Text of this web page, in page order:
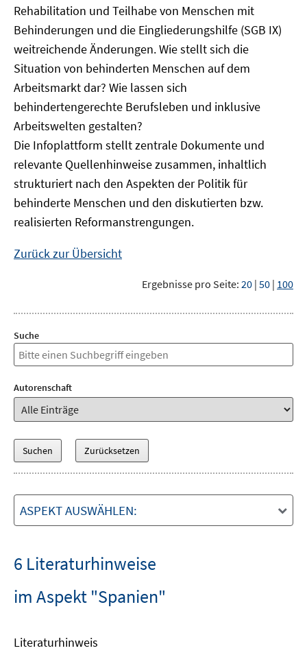
Rehabilitation und Teilhabe von Menschen mit
Behinderungen und die Eingliederungshilfe (SGB IX)
weitreichende Änderungen. Wie stellt sich die
Situation von behinderten Menschen auf dem
Arbeitsmarkt dar? Wie lassen sich
behindertengerechte Berufsleben und inklusive
Arbeitswelten gestalten?
Die Infoplattform stellt zentrale Dokumente und
relevante Quellenhinweise zusammen, inhaltlich
strukturiert nach den Aspekten der Politik für
behinderte Menschen und den diskutierten bzw.
realisierten Reformanstrengungen.
Zurück zur Übersicht
Ergebnisse pro Seite: 20 | 50 | 100
Suche
Autorenschaft
ASPEKT AUSWÄHLEN:
6 Literaturhinweise
im Aspekt "Spanien"
Literaturhinweis